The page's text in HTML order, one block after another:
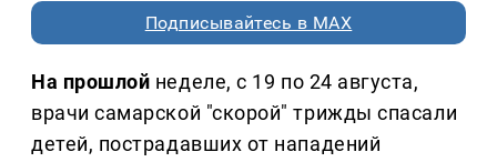
Подписывайтесь в MAX
На прошлой неделе, с 19 по 24 августа,
врачи самарской "скорой" трижды спасали
детей, пострадавших от нападений